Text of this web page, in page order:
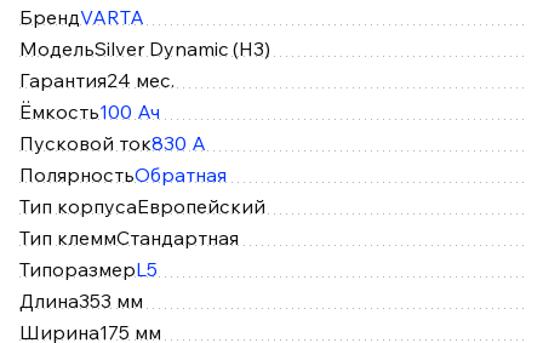
БрендVARTA
МодельSilver Dynamic (H3)
Гарантия24 мес.
Ёмкость100 Ач
Пусковой ток830 А
ПолярностьОбратная
Тип корпусаЕвропейский
Тип клеммСтандартная
ТипоразмерL5
Длина353 мм
Ширина175 мм